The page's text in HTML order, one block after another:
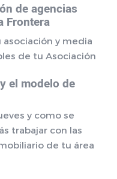
de agencias
Frontera
y media
de tu Asociación
el modelo de
y como se
trabajar con las
de tu área